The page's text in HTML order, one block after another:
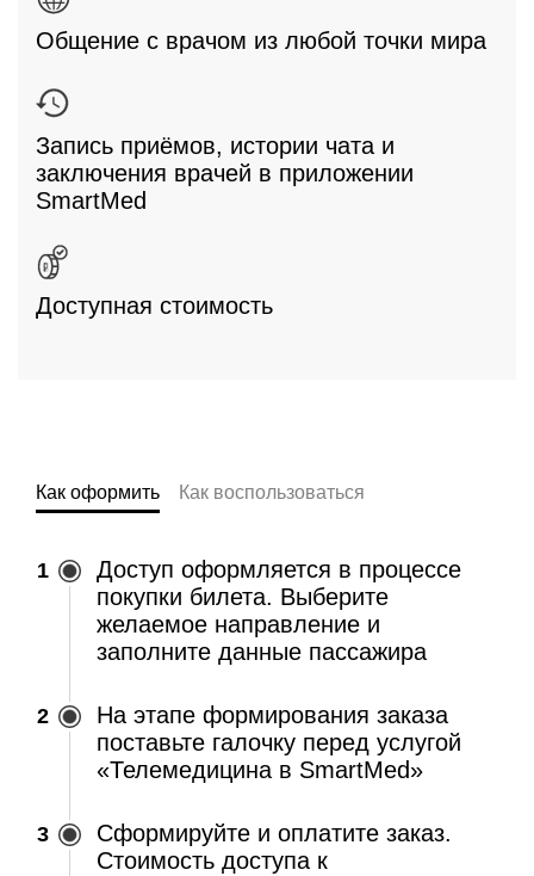
Общение с врачом из любой точки мира
Запись приёмов, истории чата и
заключения врачей в приложении
SmartMed
Доступная стоимость
Как оформить Как воспользоваться
Доступ оформляется в процессе
покупки билета. Выберите
желаемое направление и
заполните данные пассажира
На этапе формирования заказа
поставьте галочку перед услугой
«Телемедицина в SmartMed»
Сформируйте и оплатите заказ.
Стоимость доступа к